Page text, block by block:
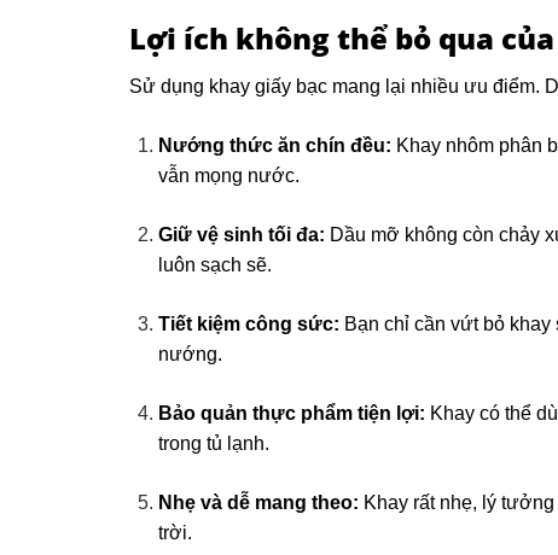
Lợi ích không thể bỏ qua
Sử dụng khay giấy bạc mang lại nhiều ưu điểm.
Nướng thức ăn chín đều: Khay nhôm phân
vẫn mọng nước.
Giữ vệ sinh tối đa: Dầu mỡ không còn chảy
luôn sạch sẽ.
Tiết kiệm công sức: Bạn chỉ cần vứt bỏ
nướng.
Bảo quản thực phẩm tiện lợi: Khay có thể
trong tủ lạnh.
Nhẹ và dễ mang theo: Khay rất nhẹ, lý
trời.